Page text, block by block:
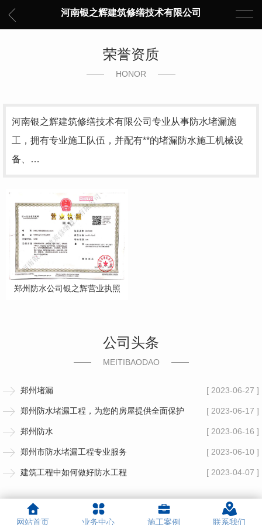
河南银之辉建筑修缮技术有限公司
荣誉资质
HONOR
河南银之辉建筑修缮技术有限公司专业从事防水堵漏施
工，拥有专业施工队伍，并配有**的堵漏防水施工机械设
备、…
郑州防水公司银之辉营业执照
公司头条
MEITIBAODAO
[ 2023-06-27 ]
郑州堵漏
[ 2023-06-17 ]
郑州防水堵漏工程，为您的房屋提供全面保护
[ 2023-06-16 ]
郑州防水
[ 2023-06-10 ]
郑州市防水堵漏工程专业服务
[ 2023-04-07 ]
建筑工程中如何做好防水工程
网站首页 业务中心 施工案例 联系我们